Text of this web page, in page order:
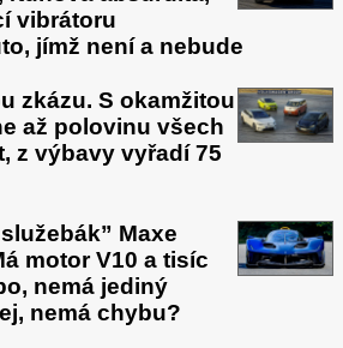
vibrátoru
jímž není a nebude
zkázu. S okamžitou
až polovinu všech
z výbavy vyřadí 75
Maxe
motor V10 a tisíc
nemá jediný
nemá chybu?